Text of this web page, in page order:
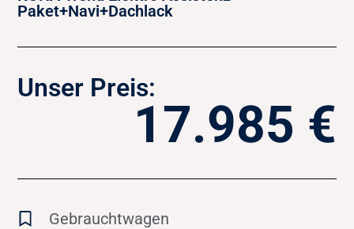
Paket+Navi+Dachlack
Unser Preis:
17.985 €
Gebrauchtwagen